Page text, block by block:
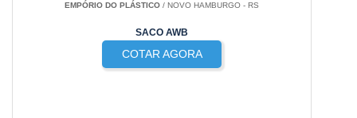
EMPÓRIO DO PLÁSTICO / NOVO HAMBURGO - RS
SACO AWB
COTAR AGORA